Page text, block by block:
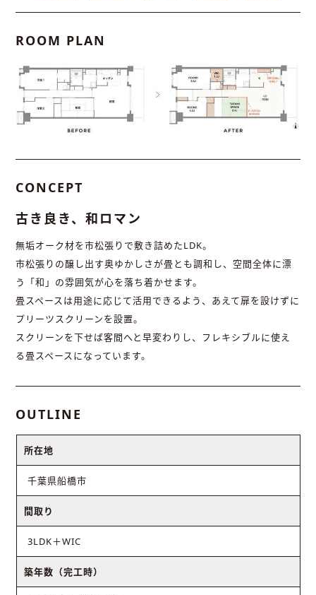
ROOM PLAN
CONCEPT
古き良き、和ロマン
無垢オーク材を市松張りで敷き詰めたLDK。
市松張りの醸し出す奥ゆかしさが畳とも調和し、空間全体に漂
う「和」の雰囲気が心を落ち着かせます。
畳スペースは用途に応じて活用できるよう、あえて扉を設けずに
プリーツスクリーンを設置。
スクリーンを下せば客間へと早変わりし、フレキシブルに使え
る畳スペースになっています。
OUTLINE
所在地
千葉県船橋市
間取り
3LDK＋WIC
築年数（完工時）